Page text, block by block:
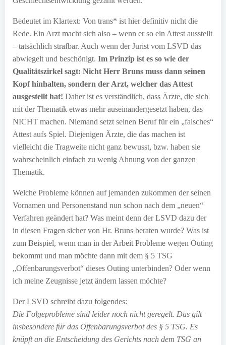
Bedeutet im Klartext: Von trans* ist hier definitiv nicht die
Rede. Ein Arzt macht sich also – wenn er so ein Attest ausstellt
– tatsächlich strafbar. Auch wenn der Jurist vom LSVD das
abwiegelt und beschönigt. Im Prinzip ist es so wie der
Qualitätszirkel sagt: Nicht Herr Bruns muss dann seinen
Kopf hinhalten, sondern der Arzt, welcher das Attest
ausgestellt hat! Daher ist es verständlich, dass Ärzte, die sich
mit der Thematik etwas mehr auseinandergesetzt haben, das
NICHT machen. Niemand setzt seinen Beruf für ein „falsches“
Attest aufs Spiel. Diejenigen Ärzte, die das machen ist
vielleicht die Tragweite nicht ganz bewusst, bzw. haben sie
wahrscheinlich einfach zu wenig Ahnung von der ganzen
Thematik.
Welche Probleme können auf jemanden zukommen der seinen
Vornamen und Personenstand nun schon nach dem „neuen“
Verfahren geändert hat? Was meint denn der LSVD dazu der
in diesen Fragen sicher von Hr. Bruns beraten wurde? Was ist
zum Beispiel, wenn man in der Arbeit Probleme wegen Outing
bekommt und man möchte dann mit dem § 5 TSG
„Offenbarungsverbot“ dieses Outing unterbinden? Oder wenn
ich meine Zeugnisse jetzt ändern lassen möchte?
Der LSVD schreibt dazu folgendes:
Die Folgeprobleme sind leider noch nicht geregelt. Das gilt
insbesondere für das Offenbarungsverbot des § 5 TSG. Es
knüpft an die Entscheidung des Gerichts nach dem TSG an